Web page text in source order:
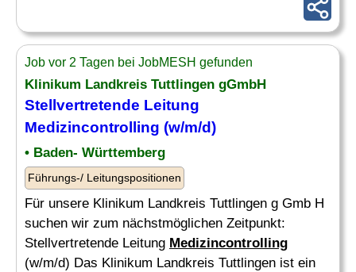
Job vor 2 Tagen bei JobMESH gefunden
Klinikum Landkreis Tuttlingen gGmbH
Stellvertretende Leitung
Medizincontrolling (w/m/d)
• Baden- Württemberg
Führungs-/ Leitungspositionen
Für unsere Klinikum Landkreis Tuttlingen g Gmb H
suchen wir zum nächstmöglichen Zeitpunkt:
Stellvertretende Leitung Medizincontrolling
(w/m/d) Das Klinikum Landkreis Tuttlingen ist ein